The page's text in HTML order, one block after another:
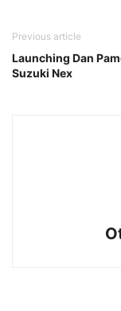
Previous article
Launching Dan
Suzuki Nex